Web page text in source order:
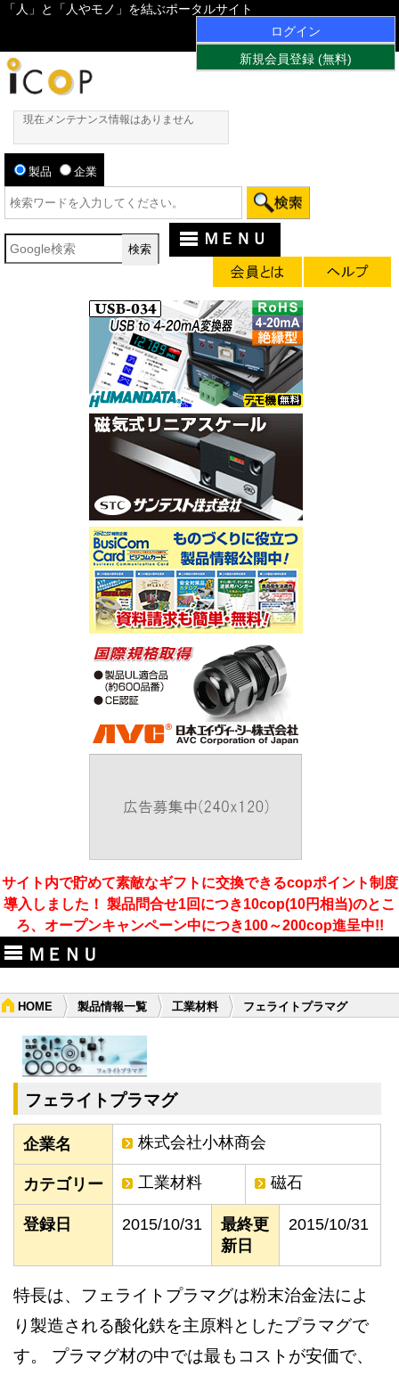
「人」と「人やモノ」を結ぶポータルサイト
ログイン
新規会員登録 (無料)
現在メンテナンス情報はありません
製品 企業
ＭＥＮＵ
サイト内で貯めて素敵なギフトに交換できるcopポイント制度
導入しました！ 製品問合せ1回につき10cop(10円相当)のとこ
ろ、オープンキャンペーン中につき100～200cop進呈中!!
ＭＥＮＵ
HOME 製品情報一覧 工業材料 フェライトプラマグ
フェライトプラマグ
企業名 株式会社小林商会
カテゴリー 工業材料 磁石
登録日 2015/10/31
最終更
新日
2015/10/31
特長は、フェライトプラマグは粉末治金法によ
り製造される酸化鉄を主原料としたプラマグで
す。 プラマグ材の中では最もコストが安価で、